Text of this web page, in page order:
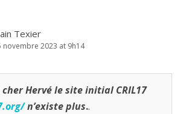
Texier
novembre 2023 at 9h14
cher Hervé le site initial CRIL17
n’existe plus..